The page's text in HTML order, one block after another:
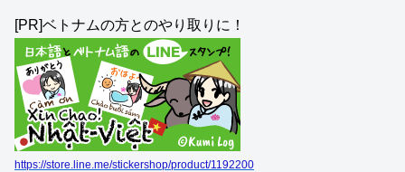
[PR]ベトナムの方とのやり取りに！
https://store.line.me/stickershop/product/1192200